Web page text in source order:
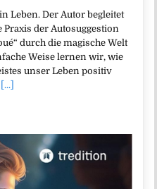
Leben. Der Autor begleitet
Praxis der Autosuggestion
durch die magische Welt
Weise lernen wir, wie
unser Leben positiv
[...]